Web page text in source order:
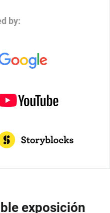
by:
exposición